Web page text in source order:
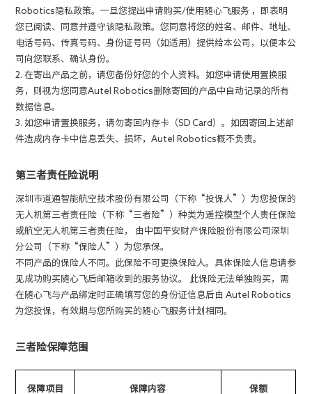
Robotics隐私政策。一旦您提出申请购买/使用随心飞服务 ，即表明
您已阅读、同意并遵守该隐私政策。您同意将您的姓名、邮件、地址、
电话号码、传真号码、身份证号码（如适用）提供给本公司，以便本公
司向您联系、确认身份。
2. 在寄出产品之前，请您备份好您的个人资料。如您申请使用置换服
务，则视为您同意Autel Robotics删除寄回的产品中自动记录的所有
数据信息。
3. 如您申请置换服务，请勿寄回内存卡（SD Card）。如因寄回上述部
件造成内存卡中信息丢失、损坏，Autel Robotics概不负责。
第三者责任险说明
深圳市道通智能航空技术股份有限公司（下称“投保人”）为您投保的
无人机第三者责任险（下称“三者险”）种类为遥控模型个人责任保险
或航空无人机第三者责任险， 由中国平安财产保险股份有限公司深圳
分公司（下称“保险人”）为您承保。
不同产品的保险人不同。此保险不可更换保险人。具体保险人信息请参
见成功购买随心飞后邮箱收到的服务协议。 此保险无法单独购买，需
在随心飞与产品绑定时正确填写您的身份证信息后由 Autel Robotics
为您投保，有效期与您所购买的随心飞服务计划相同。
三者险保障范围
保障项目 保障内容 保额